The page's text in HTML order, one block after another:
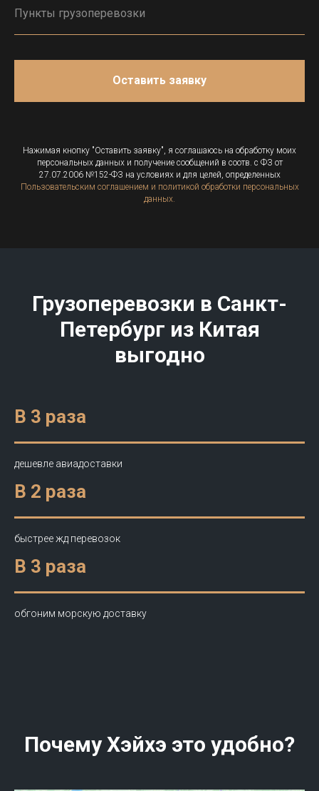
Оставить заявку
Нажимая кнопку "Оставить заявку", я соглашаюсь на обработку моих
персональных данных и получение сообщений в соотв. с ФЗ от
27.07.2006 №152-ФЗ на условиях и для целей, определенных
Пользовательским соглашением и политикой обработки персональных
данных.
Грузоперевозки в Санкт-
Петербург из Китая
выгодно
В 3 раза
дешевле авиадоставки
В 2 раза
быстрее жд перевозок
В 3 раза
обгоним морскую доставку
Почему Хэйхэ это удобно?